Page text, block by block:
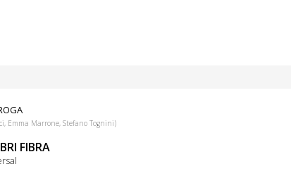
Emma Marrone, Stefano Tognini)
FIBRA